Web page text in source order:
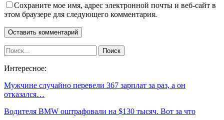
Сохраните мое имя, адрес электронной почты и веб-сайт в
этом браузере для следующего комментария.
Интересное:
Мужчине случайно перевели 367 зарплат за раз, а он
отказался…
Водителя BMW оштрафовали на $130 тысяч. Вот за что